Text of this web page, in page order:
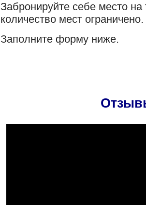
Забронируйте себе место на
количество мест ограничено.
Заполните форму ниже.